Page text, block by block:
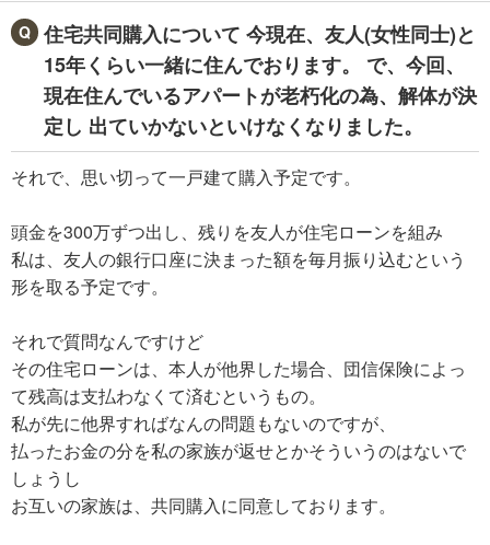
住宅共同購入について 今現在、友人(女性同士)と
15年くらい一緒に住んでおります。 で、今回、
現在住んでいるアパートが老朽化の為、解体が決
定し 出ていかないといけなくなりました。
それで、思い切って一戸建て購入予定です。
頭金を300万ずつ出し、残りを友人が住宅ローンを組み
私は、友人の銀行口座に決まった額を毎月振り込むという
形を取る予定です。
それで質問なんですけど
その住宅ローンは、本人が他界した場合、団信保険によっ
て残高は支払わなくて済むというもの。
私が先に他界すればなんの問題もないのですが、
払ったお金の分を私の家族が返せとかそういうのはないで
しょうし
お互いの家族は、共同購入に同意しております。